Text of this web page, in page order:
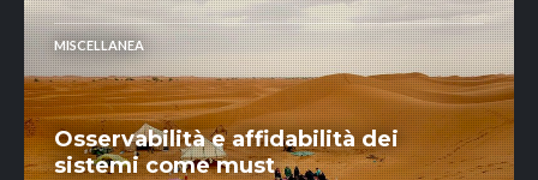
MISCELLANEA
Osservabilità e affidabilità dei
sistemi come must